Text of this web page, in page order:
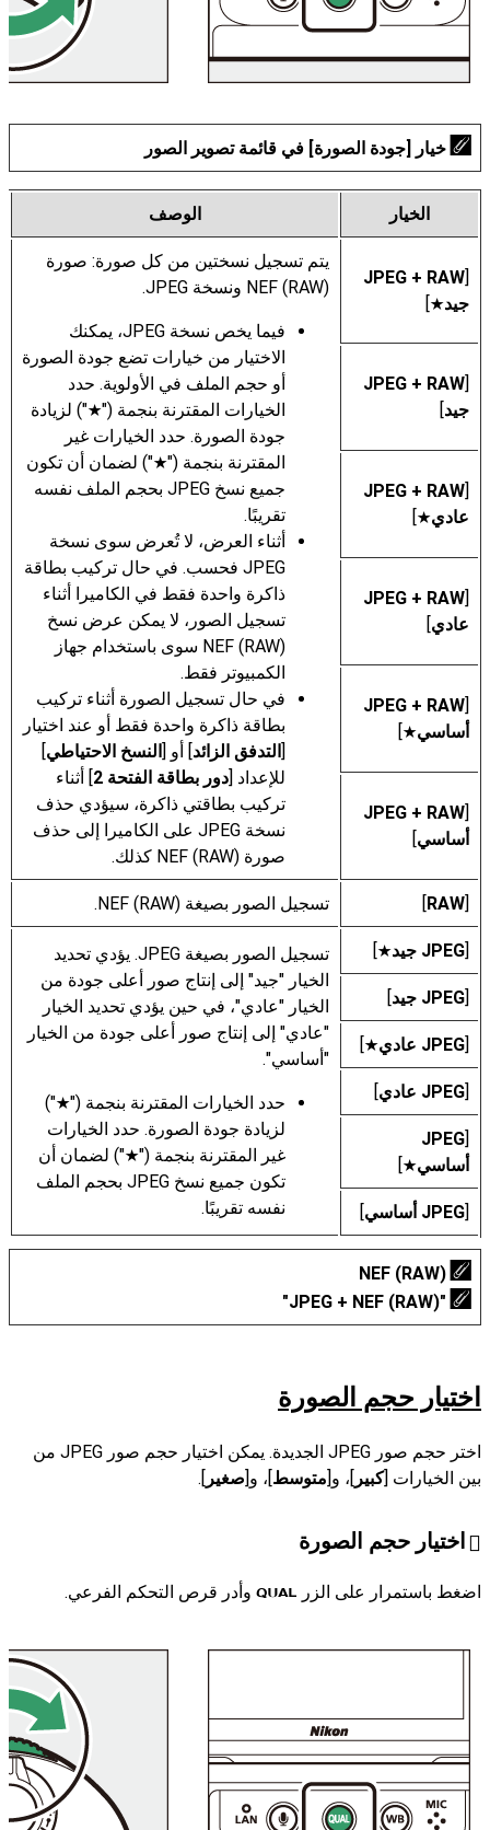
خيار [جودة الصورة] في قائمة تصوير الصور
الخيار الوصف
[
‫‪RAW‬‬ ‏+ JPEG
جيدm
]
يتم تسجيل نسختين من كل صورة: صورة
NEF (RAW)‎ ونسخة JPEG.
فيما يخص نسخة JPEG، يمكنك
الاختيار من خيارات تضع جودة الصورة
أو حجم الملف في الأولوية. حدد
الخيارات المقترنة بنجمة ("m") لزيادة
جودة الصورة. حدد الخيارات غير
المقترنة بنجمة ("m") لضمان أن تكون
جميع نسخ JPEG بحجم الملف نفسه
تقريبًا.
أثناء العرض، لا تُعرض سوى نسخة
JPEG فحسب. في حال تركيب بطاقة
ذاكرة واحدة فقط في الكاميرا أثناء
تسجيل الصور، لا يمكن عرض نسخ
NEF (RAW)‎ سوى باستخدام جهاز
الكمبيوتر فقط.
في حال تسجيل الصورة أثناء تركيب
بطاقة ذاكرة واحدة فقط أو عند اختيار
[التدفق الزائد] أو [النسخ الاحتياطي]
للإعداد [دور بطاقة الفتحة 2
] أثناء
تركيب بطاقتي ذاكرة، سيؤدي حذف
نسخة JPEG على الكاميرا إلى حذف
صورة NEF (RAW)‎ كذلك.
[
‫‪RAW‬‬ ‏+ JPEG
جيد]
[
‫‪RAW‬‬ ‏+ JPEG
عاديm
]
[
‫‪RAW‬‬ ‏+ JPEG
عادي]
[
‫‪RAW‬‬ ‏+ JPEG
أساسيm
]
[
‫‪RAW‬‬ ‏+ JPEG
أساسي]
[
RAW‎
] تسجيل الصور بصيغة NEF (RAW)‎.
[JPEG جيد m
]
تسجيل الصور بصيغة JPEG. يؤدي تحديد
الخيار "جيد" إلى إنتاج صور أعلى جودة من
الخيار "عادي"، في حين يؤدي تحديد الخيار
"عادي" إلى إنتاج صور أعلى جودة من الخيار
"أساسي".
حدد الخيارات المقترنة بنجمة ("m
")
لزيادة جودة الصورة. حدد الخيارات
غير المقترنة بنجمة ("m") لضمان أن
تكون جميع نسخ JPEG بحجم الملف
نفسه تقريبًا.
[JPEG جيد ]
[JPEG عادي m
]
[JPEG عادي ]
[
JPEG
أساسيm
]
[JPEG أساسي ]
‏"NEF (RAW)‎‏ + JPEG"
اختيار حجم الصورة
اختر حجم صور JPEG الجديدة. يمكن اختيار حجم صور JPEG من
بين الخيارات [كبير ]، و[متوسط]، و[صغير ].
اختيار حجم الصورة
اضغط باستمرار على الزر T وأدر قرص التحكم الفرعي.